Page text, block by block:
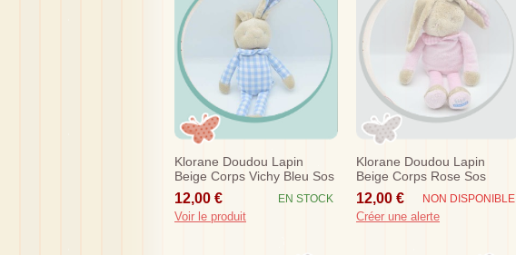
Klorane Doudou Lapin
Beige Corps Vichy Bleu Sos
12,00 € EN STOCK
Voir le produit
Klorane Doudou Lapin
Beige Corps Rose Sos
12,00 € NON DISPONIBLE
Créer une alerte